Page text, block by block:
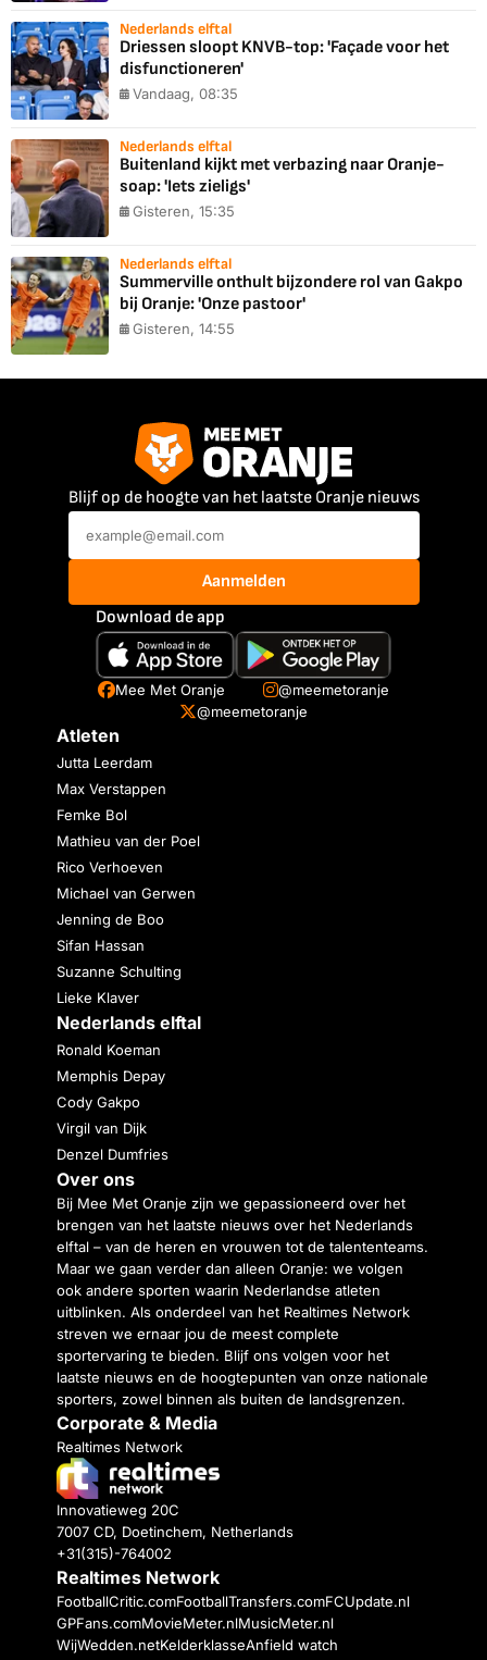
Nederlands elftal
Driessen sloopt KNVB-top: 'Façade voor het
disfunctioneren'
Vandaag, 08:35
Nederlands elftal
Buitenland kijkt met verbazing naar Oranje-
soap: 'Iets zieligs'
Gisteren, 15:35
Nederlands elftal
Summerville onthult bijzondere rol van Gakpo
bij Oranje: 'Onze pastoor'
Gisteren, 14:55
Blijf op de hoogte van het laatste Oranje nieuws
Aanmelden
Download de app
Mee Met Oranje
@meemetoranje
@meemetoranje
Atleten
Jutta Leerdam
Max Verstappen
Femke Bol
Mathieu van der Poel
Rico Verhoeven
Michael van Gerwen
Jenning de Boo
Sifan Hassan
Suzanne Schulting
Lieke Klaver
Nederlands elftal
Ronald Koeman
Memphis Depay
Cody Gakpo
Virgil van Dijk
Denzel Dumfries
Over ons
Bij Mee Met Oranje zijn we gepassioneerd over het
brengen van het laatste nieuws over het Nederlands
elftal – van de heren en vrouwen tot de talententeams.
Maar we gaan verder dan alleen Oranje: we volgen
ook andere sporten waarin Nederlandse atleten
uitblinken. Als onderdeel van het Realtimes Network
streven we ernaar jou de meest complete
sportervaring te bieden. Blijf ons volgen voor het
laatste nieuws en de hoogtepunten van onze nationale
sporters, zowel binnen als buiten de landsgrenzen.
Corporate & Media
Realtimes Network
Innovatieweg 20C
7007 CD, Doetinchem, Netherlands
+31(315)-764002
Realtimes Network
FootballCritic.comFootballTransfers.comFCUpdate.nl
GPFans.comMovieMeter.nlMusicMeter.nl
WijWedden.netKelderklasseAnfield watch